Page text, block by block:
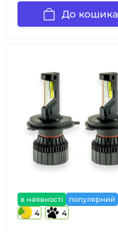
До кошика
в наявності популярний
4 4